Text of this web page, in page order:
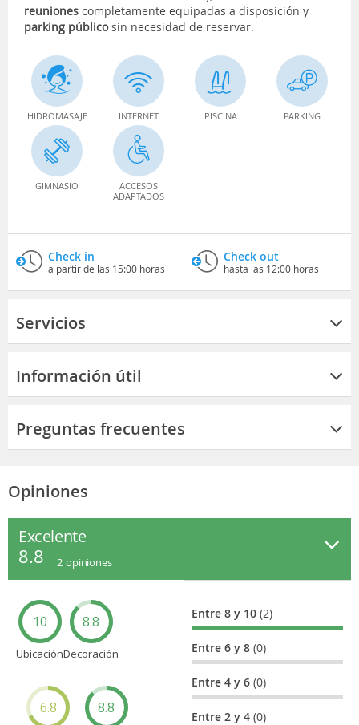
reuniones completamente equipadas a disposición y
parking públicosin necesidad de reservar.
HIDROMASAJE INTERNET PISCINA PARKING
GIMNASIO
ACCESOS
ADAPTADOS
Check in
a partir de las 15:00 horas
Check out
hasta las 12:00 horas
Servicios
Información útil
Preguntas frecuentes
Opiniones
Excelente
8.8 2 opiniones
10
Ubicación
8.8
Decoración
6.8 8.8
Entre 8 y 10(2)
Entre 6 y 8(0)
Entre 4 y 6(0)
Entre 2 y 4(0)